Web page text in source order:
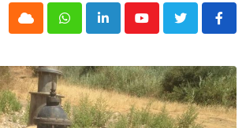
Youtube
LinkedIn
Whatsapp
Cloud